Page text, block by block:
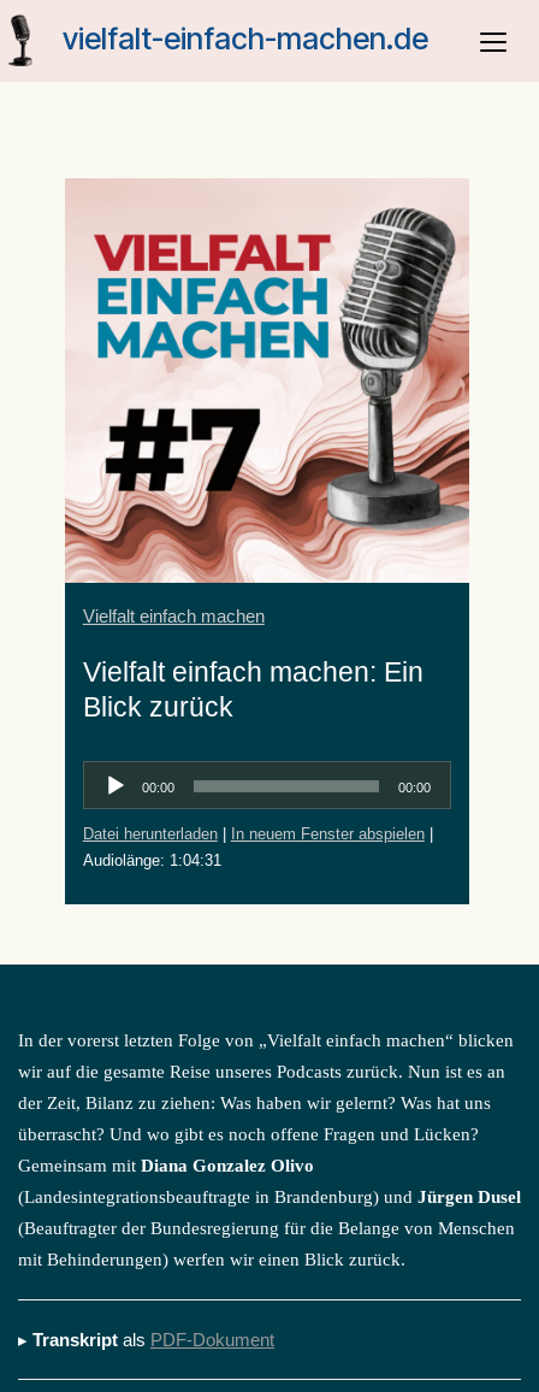
Skip
vielfalt-einfach-machen.de
Vielfalt einfach machen
Vielfalt einfach machen: Ein
Blick zurück
Audio-
Player
00:00 00:00
Datei herunterladen| In neuem Fenster abspielen|
Audiolänge: 1:04:31
In der vorerst letzten Folge von „Vielfalt einfach machen“ blicken
wir auf die gesamte Reise unseres Podcasts zurück. Nun ist es an
der Zeit, Bilanz zu ziehen: Was haben wir gelernt? Was hat uns
überrascht? Und wo gibt es noch offene Fragen und Lücken?
Gemeinsam mit Diana Gonzalez Olivo
(Landesintegrationsbeauftragte in Brandenburg) und Jürgen Dusel
(Beauftragter der Bundesregierung für die Belange von Menschen
mit Behinderungen) werfen wir einen Blick zurück.
▸ Transkript als PDF-Dokument